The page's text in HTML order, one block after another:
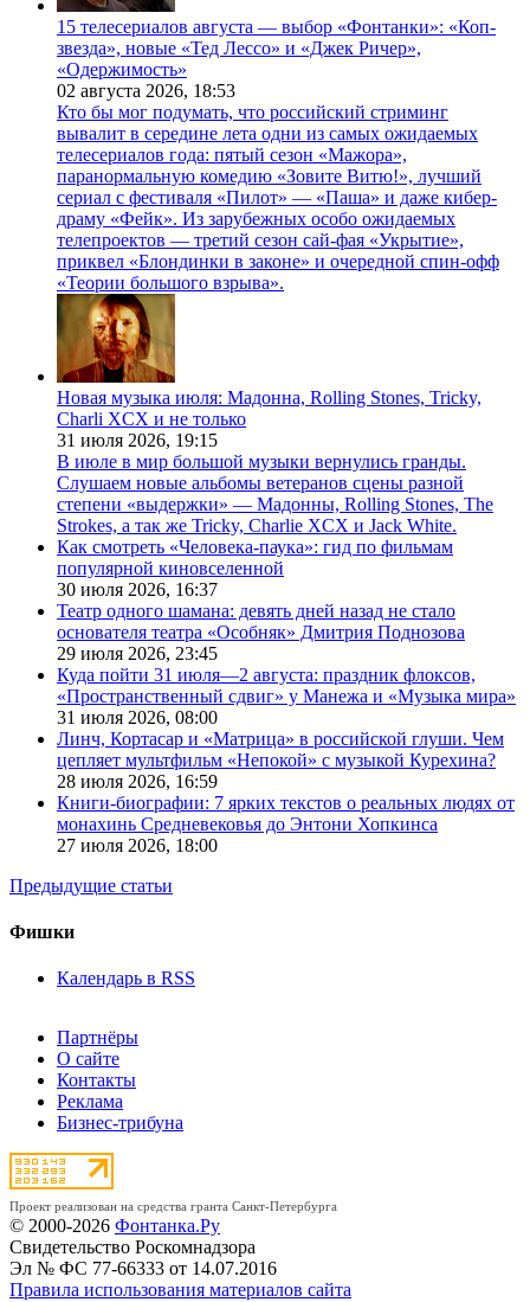
15 телесериалов августа — выбор «Фонтанки»: «Коп-
звезда», новые «Тед Лессо» и «Джек Ричер»,
«Одержимость»
02 августа 2026, 18:53
Кто бы мог подумать, что российский стриминг
вывалит в середине лета одни из самых ожидаемых
телесериалов года: пятый сезон «Мажора»,
паранормальную комедию «Зовите Витю!», лучший
сериал с фестиваля «Пилот» — «Паша» и даже кибер-
драму «Фейк». Из зарубежных особо ожидаемых
телепроектов — третий сезон сай-фая «Укрытие»,
приквел «Блондинки в законе» и очередной спин-офф
«Теории большого взрыва».
Новая музыка июля: Мадонна, Rolling Stones, Tricky,
Charli XCX и не только
31 июля 2026, 19:15
В июле в мир большой музыки вернулись гранды.
Слушаем новые альбомы ветеранов сцены разной
степени «выдержки» — Мадонны, Rolling Stones, The
Strokes, а так же Tricky, Charlie XCX и Jack White.
Как смотреть «Человека-паука»: гид по фильмам
популярной киновселенной
30 июля 2026, 16:37
Театр одного шамана: девять дней назад не стало
основателя театра «Особняк» Дмитрия Поднозова
29 июля 2026, 23:45
Куда пойти 31 июля—2 августа: праздник флоксов,
«Пространственный сдвиг» у Манежа и «Музыка мира»
31 июля 2026, 08:00
Линч, Кортасар и «Матрица» в российской глуши. Чем
цепляет мультфильм «Непокой» с музыкой Курехина?
28 июля 2026, 16:59
Книги-биографии: 7 ярких текстов о реальных людях от
монахинь Средневековья до Энтони Хопкинса
27 июля 2026, 18:00
Предыдущие статьи
Фишки
Календарь в RSS
Партнёры
О сайте
Контакты
Реклама
Бизнес-трибуна
Проект реализован на средства гранта Санкт-Петербурга
© 2000-2026 Фонтанка.Ру
Свидетельство Роскомнадзора
Эл № ФС 77-66333 от 14.07.2016
Правила использования материалов сайта